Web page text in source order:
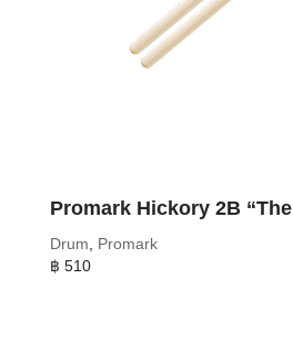
Promark Hickory 2B
Drum, Promark
฿ 510